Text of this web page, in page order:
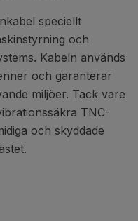
speciellt
och
Kabeln används
och garanterar
miljöer. Tack vare
TNC-
och skyddade